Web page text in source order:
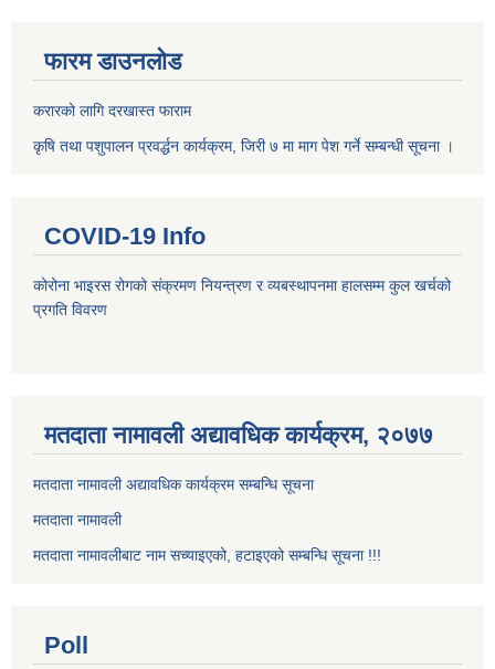
फारम डाउनलोड
करारको लागि दरखास्त फाराम
कृषि तथा पशुपालन प्रवर्द्धन कार्यक्रम, जिरी ७ मा माग पेश गर्ने सम्बन्धी सूचना ।
COVID-19 Info
कोरोना भाइरस रोगको संक्रमण नियन्त्रण र व्यबस्थापनमा हालसम्म कुल खर्चको
प्रगति विवरण
मतदाता नामावली अद्यावधिक कार्यक्रम, २०७७
मतदाता नामावली अद्यावधिक कार्यक्रम सम्बन्धि सूचना
मतदाता नामावली
मतदाता नामावलीबाट नाम सच्याइएको, हटाइएको सम्बन्धि सूचना !!!
Poll